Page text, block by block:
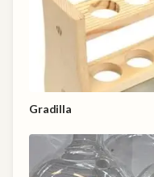
Gradilla